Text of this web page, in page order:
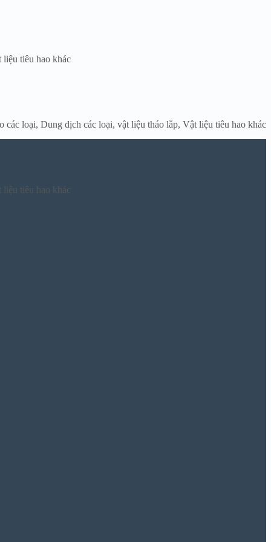
liệu tiêu hao khác
các loại, Dung dịch các loại, vật liệu tháo lắp, Vật liệu tiêu hao khác
liệu tiêu hao khác